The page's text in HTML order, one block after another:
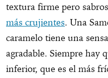
textura firme pero
más crujientes. Una
caramelo tiene una
agradable. Siempre hay
inferior, que es el más